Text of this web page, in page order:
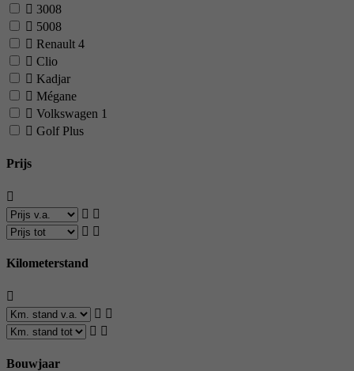
3008
5008
Renault 4
Clio
Kadjar
Mégane
Volkswagen 1
Golf Plus
Prijs
Kilometerstand
Bouwjaar